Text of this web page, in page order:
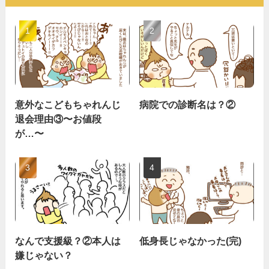
意外なこどもちゃれんじ
退会理由③〜お値段
が…〜
病院での診断名は？②
なんで支援級？②本人は
嫌じゃない？
低身長じゃなかった(完)